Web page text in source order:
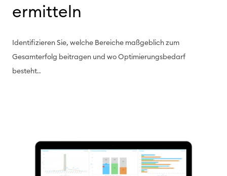
ermitteln
Identifizieren Sie, welche Bereiche maßgeblich zum
Gesamterfolg beitragen und wo Optimierungsbedarf
besteht..